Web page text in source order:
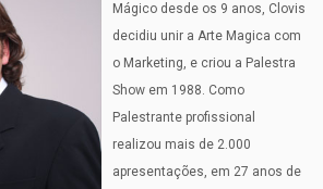
Mágico desde os 9 anos, Clovis
decidiu unir a Arte Magica com
o Marketing, e criou a Palestra
Show em 1988. Como
Palestrante profissional
realizou mais de 2.000
apresentações, em 27 anos de